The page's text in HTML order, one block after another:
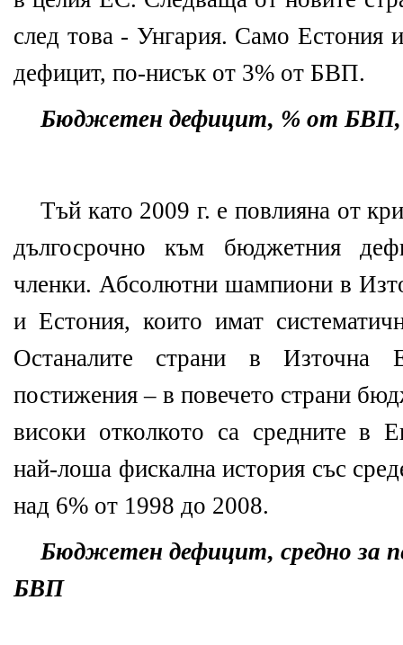
след това - Унгария. Само Естония
дефицит, по-нисък от 3% от БВП.
Бюджетен дефицит, % от БВП,
Тъй като 2009 г. е повлияна от
дългосрочно към бюджетния
членки. Абсолютни шампиони в
и Естония, които имат
Останалите страни в Източна
постижения – в повечето страни
високи отколкото са средните в
най-лоша фискална история със
над 6% от 1998 до 2008.
Бюджетен дефицит, средно за
БВП